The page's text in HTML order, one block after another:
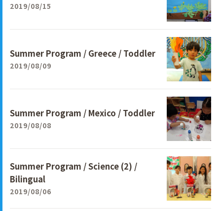
2019/08/15
Summer Program / Greece / Toddler
2019/08/09
Summer Program / Mexico / Toddler
2019/08/08
Summer Program / Science (2) /
Bilingual
2019/08/06